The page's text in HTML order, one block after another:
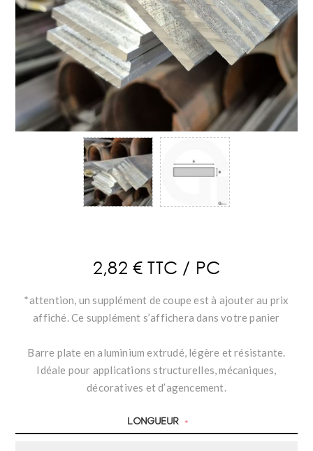
2,82 € TTC / PC
*attention, un supplément de coupe est à ajouter au prix
affiché. Ce supplément s’affichera dans votre panier
Barre plate en aluminium extrudé, légère et résistante.
Idéale pour applications structurelles, mécaniques,
décoratives et d’agencement.
Longueur *